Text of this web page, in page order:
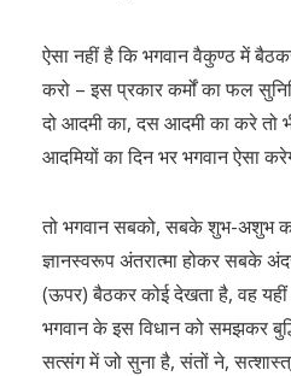
ऐसा नहीं है कि भगवान वैकुण्ठ में
करो – इस प्रकार कर्मों का फल
दो आदमी का, दस आदमी का करे तो
आदमियों का दिन भर भगवान ऐसा
तो भगवान सबको, सबके शुभ-अशुभ
ज्ञानस्वरूप अंतरात्मा होकर सबके
(ऊपर) बैठकर कोई देखता है, वह
भगवान के इस विधान को समझकर
सत्संग में जो सुना है, संतों ने,